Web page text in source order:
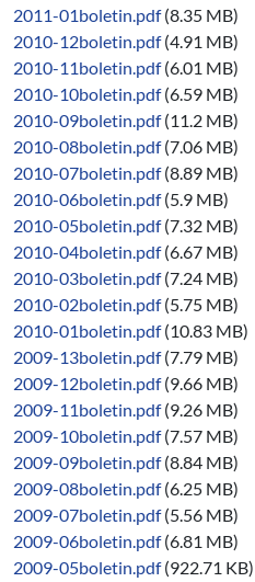
2011-01boletin.pdf (8.35 MB)
2010-12boletin.pdf (4.91 MB)
2010-11boletin.pdf (6.01 MB)
2010-10boletin.pdf (6.59 MB)
2010-09boletin.pdf (11.2 MB)
2010-08boletin.pdf (7.06 MB)
2010-07boletin.pdf (8.89 MB)
2010-06boletin.pdf (5.9 MB)
2010-05boletin.pdf (7.32 MB)
2010-04boletin.pdf (6.67 MB)
2010-03boletin.pdf (7.24 MB)
2010-02boletin.pdf (5.75 MB)
2010-01boletin.pdf (10.83 MB)
2009-13boletin.pdf (7.79 MB)
2009-12boletin.pdf (9.66 MB)
2009-11boletin.pdf (9.26 MB)
2009-10boletin.pdf (7.57 MB)
2009-09boletin.pdf (8.84 MB)
2009-08boletin.pdf (6.25 MB)
2009-07boletin.pdf (5.56 MB)
2009-06boletin.pdf (6.81 MB)
2009-05boletin.pdf (922.71 KB)